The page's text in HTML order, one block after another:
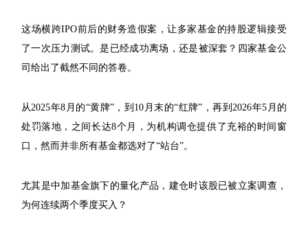
这场横跨IPO前后的财务造假案，让多家基金的持股逻辑接受
了一次压力测试。是已经成功离场，还是被深套？四家基金公
司给出了截然不同的答卷。
从2025年8月的“黄牌”，到10月末的“红牌”，再到2026年5月的
处罚落地，之间长达8个月，为机构调仓提供了充裕的时间窗
口，然而并非所有基金都选对了“站台”。
尤其是中加基金旗下的量化产品，建仓时该股已被立案调查，
为何连续两个季度买入？